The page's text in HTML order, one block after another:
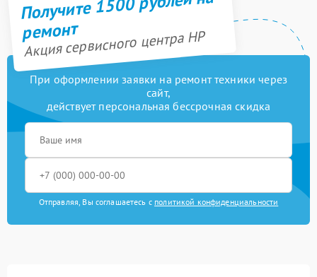
ремонт
Акция сервисного центра HP
При оформлении заявки на ремонт техники через
сайт,
действует персональная бессрочная скидка
Отправляя, Вы соглашаетесь с политикой конфиденциальности